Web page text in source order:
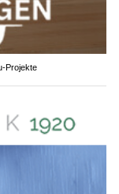
Projekte